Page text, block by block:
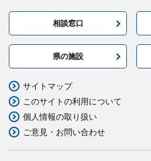
相談窓口
県の施設
サイトマップ
このサイトの利用について
個人情報の取り扱い
ご意見・お問い合わせ